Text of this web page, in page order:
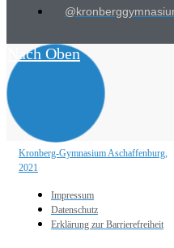
Nach Oben
Kronberg-Gymnasium Aschaffenburg,
2021
Impressum
Datenschutz
Erklärung zur Barrierefreiheit